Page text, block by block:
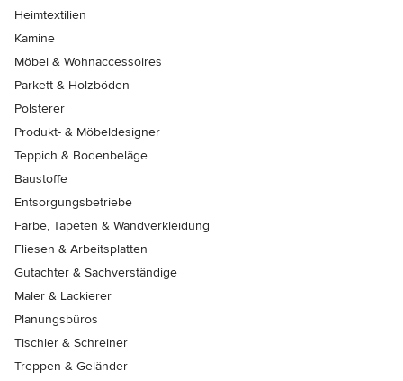
Heimtextilien
Kamine
Möbel & Wohnaccessoires
Parkett & Holzböden
Polsterer
Produkt- & Möbeldesigner
Teppich & Bodenbeläge
Baustoffe
Entsorgungsbetriebe
Farbe, Tapeten & Wandverkleidung
Fliesen & Arbeitsplatten
Gutachter & Sachverständige
Maler & Lackierer
Planungsbüros
Tischler & Schreiner
Treppen & Geländer